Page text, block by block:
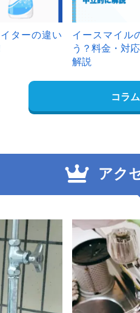
ターの違い
イースマイル
う？料金・対
解説
コラ
アク
2